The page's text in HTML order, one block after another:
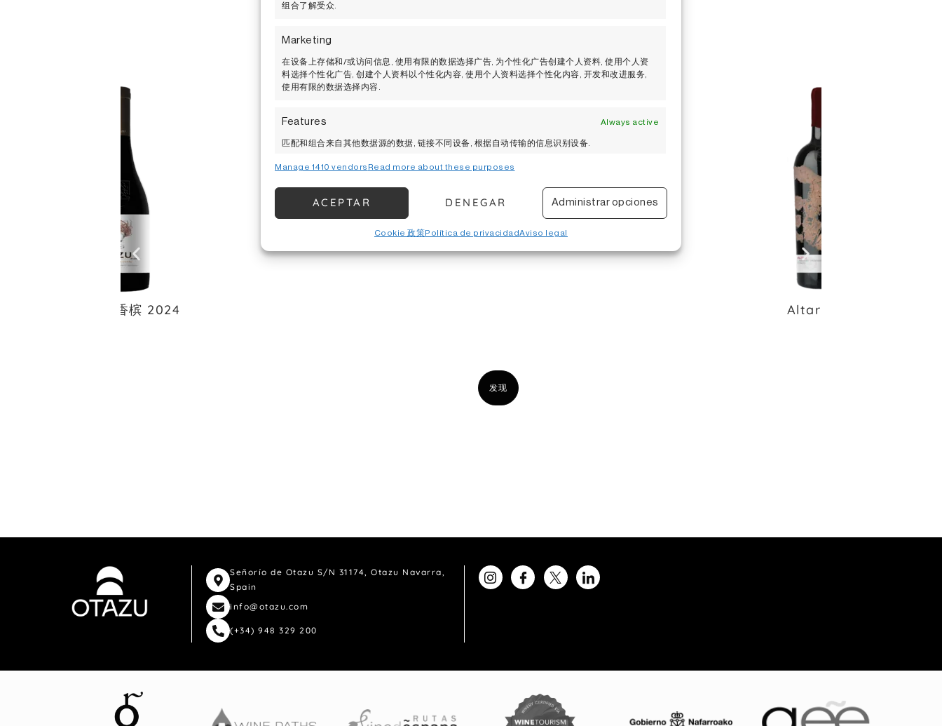
组合了解受众.
Marketing
在设备上存储和/或访问信息, 使用有限的数据选择广告, 为个性化广告创建个人资料, 使用个人资
料选择个性化广告, 创建个人资料以个性化内容, 使用个人资料选择个性化内容, 开发和改进服务,
使用有限的数据选择内容.
Features Always active
匹配和组合来自其他数据源的数据, 链接不同设备, 根据自动传输的信息识别设备.
Always active
Manage 1410 vendors Read more about these purposes
ACEPTAR DENEGAR Administrar opciones
Cookie 政策Política de privacidadAviso legal
您可能感兴趣的还有...
小津特级香槟 2024 Altar 2019
发现
Señorío de Otazu S/N 31174, Otazu Navarra,
Spain
info@otazu.com
(+34) 948 329 200